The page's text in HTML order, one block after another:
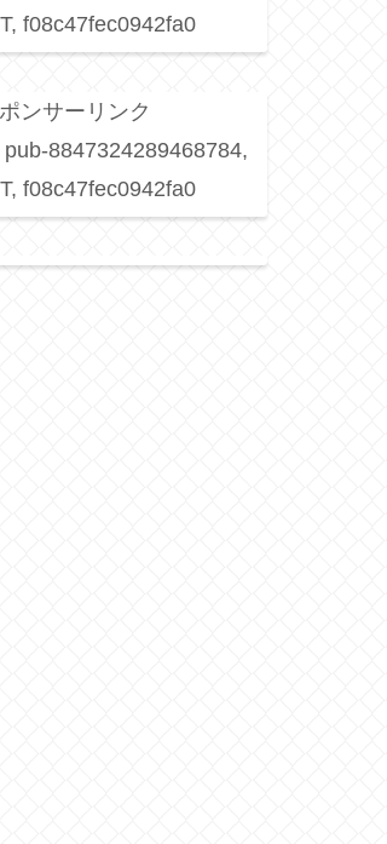
f08c47fec0942fa0
ンサーリンク
8847324289468784,
f08c47fec0942fa0